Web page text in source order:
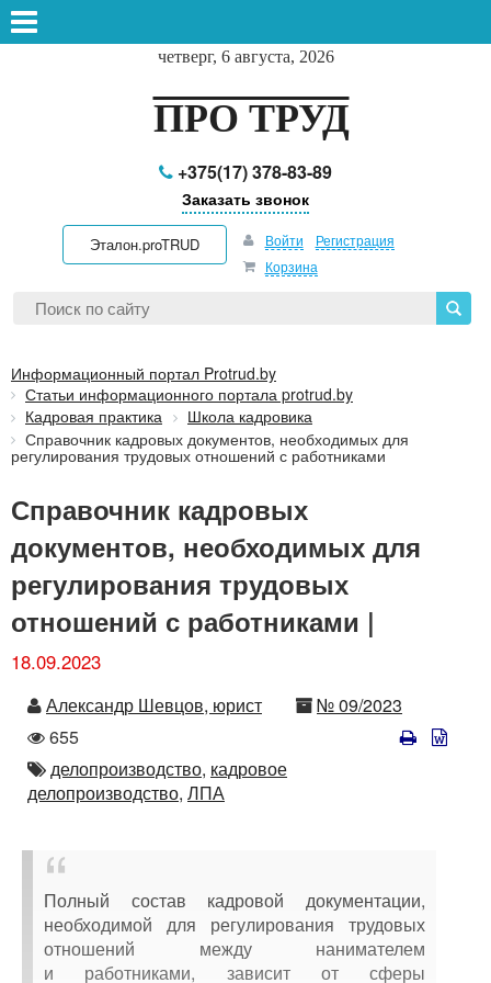
четверг, 6 августа, 2026
ПРО ТРУД
+375(17) 378-83-89
Заказать звонок
Эталон.proTRUD Войти
Регистрация
Корзина
Информационный портал Protrud.by
Статьи информационного портала protrud.by
Кадровая практика
Школа кадровика
Справочник кадровых документов, необходимых для
регулирования трудовых отношений с работниками
Справочник кадровых
документов, необходимых для
регулирования трудовых
отношений с работниками |
18.09.2023
Автор
Александр Шевцов, юрист Номер
№ 09/2023
Количество
просмотров
655
Автор
делопроизводство, кадровое
делопроизводство, ЛПА
Полный состав кадровой документации,
необходимой для регулирования трудовых
отношений между нанимателем
и работниками, зависит от сферы